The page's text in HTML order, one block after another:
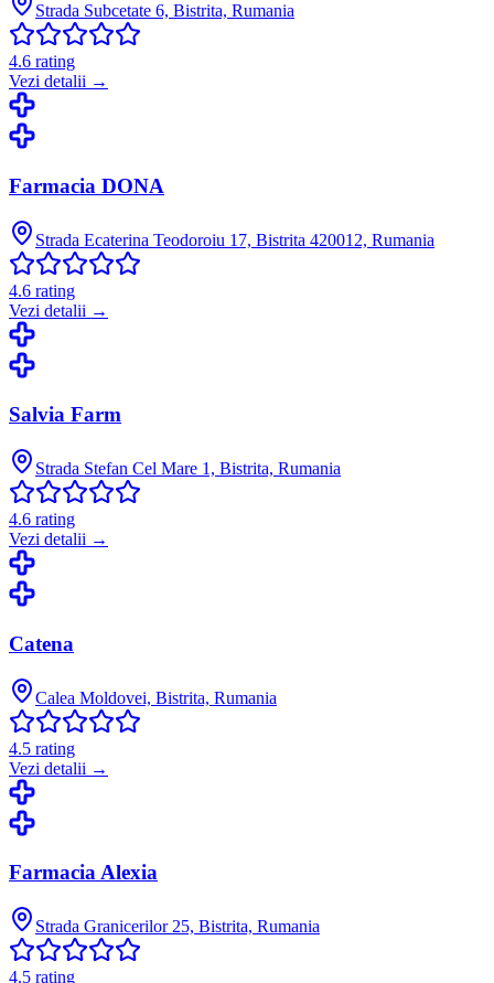
Strada Subcetate 6, Bistrita, Rumania
4.6 rating
Vezi detalii →
Farmacia DONA
Strada Ecaterina Teodoroiu 17, Bistrita 420012, Rumania
4.6 rating
Vezi detalii →
Salvia Farm
Strada Stefan Cel Mare 1, Bistrita, Rumania
4.6 rating
Vezi detalii →
Catena
Calea Moldovei, Bistrita, Rumania
4.5 rating
Vezi detalii →
Farmacia Alexia
Strada Granicerilor 25, Bistrita, Rumania
4.5 rating